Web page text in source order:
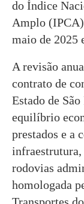
do Índice
Amplo
maio de 2025
A revisão
contrato de
Estado de
equilíbrio
prestados e a
infraestrutura,
rodovias
homologada